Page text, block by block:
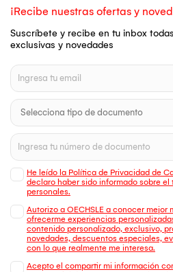
¡Recibe nuestras ofertas y
Suscríbete y recibe en tu inbox
exclusivas y novedades
He leído la Política de Privacidad de
declaro haber sido informado sobre el
personales.
Autorizo a OECHSLE a conocer
ofrecerme experiencias
contenido personalizado, exclusivo,
novedades, descuentos especiales,
con lo que realmente me interesa.
Acepto el compartir mi información